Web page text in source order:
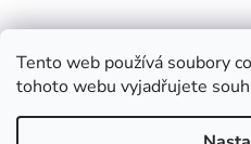
Tento web používá soubory
tohoto webu vyjadřujete